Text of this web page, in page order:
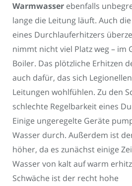
Warmwasser ebenfalls
lange die Leitung läuft. Auch
eines Durchlauferhitzers
nimmt nicht viel Platz weg – im
Boiler. Das plötzliche Erhitzen
auch dafür, das sich
Leitungen wohlfühlen. Zu den
schlechte Regelbarkeit eines
Einige ungeregelte Geräte
Wasser durch. Außerdem ist
höher, da es zunächst einige
Wasser von kalt auf warm
Schwäche ist der recht hohe